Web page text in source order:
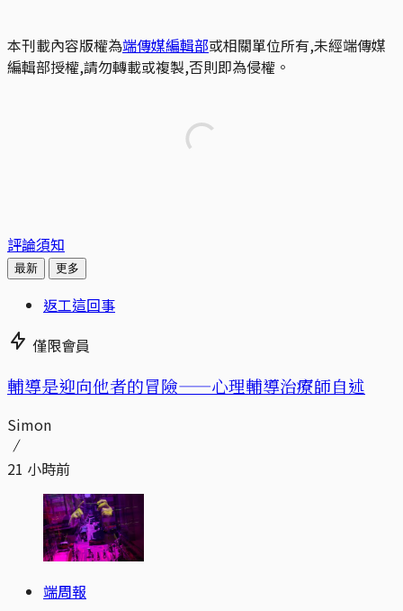
本刊載內容版權為端傳媒編輯部或相關單位所有,未經端傳媒
編輯部授權,請勿轉載或複製,否則即為侵權。
評論須知
最新 更多
返工這回事
僅限會員
輔導是迎向他者的冒險——心理輔導治療師自述
Simon
21 小時前
端周報